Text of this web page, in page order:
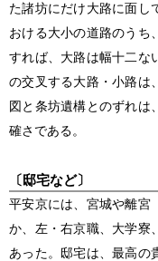
た諸坊にだけ大路に面し
おける大小の道路のうち
すれば、大路は幅十二な
の交叉する大路・小路は
図と条坊遺構とのずれは
確さである。
〔邸宅など〕
平安京には、宮城や離宮
か、左・右京職、大学寮
あった。邸宅は、最高の